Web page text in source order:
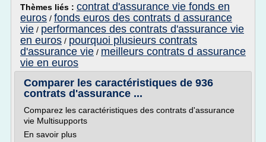
Thèmes liés : contrat d'assurance vie fonds en
euros / fonds euros des contrats d assurance
vie / performances des contrats d'assurance vie
en euros / pourquoi plusieurs contrats
d'assurance vie / meilleurs contrats d assurance
vie en euros
Comparer les caractéristiques de 936
contrats d'assurance ...
Comparez les caractéristiques des contrats d'assurance
vie Multisupports
En savoir plus